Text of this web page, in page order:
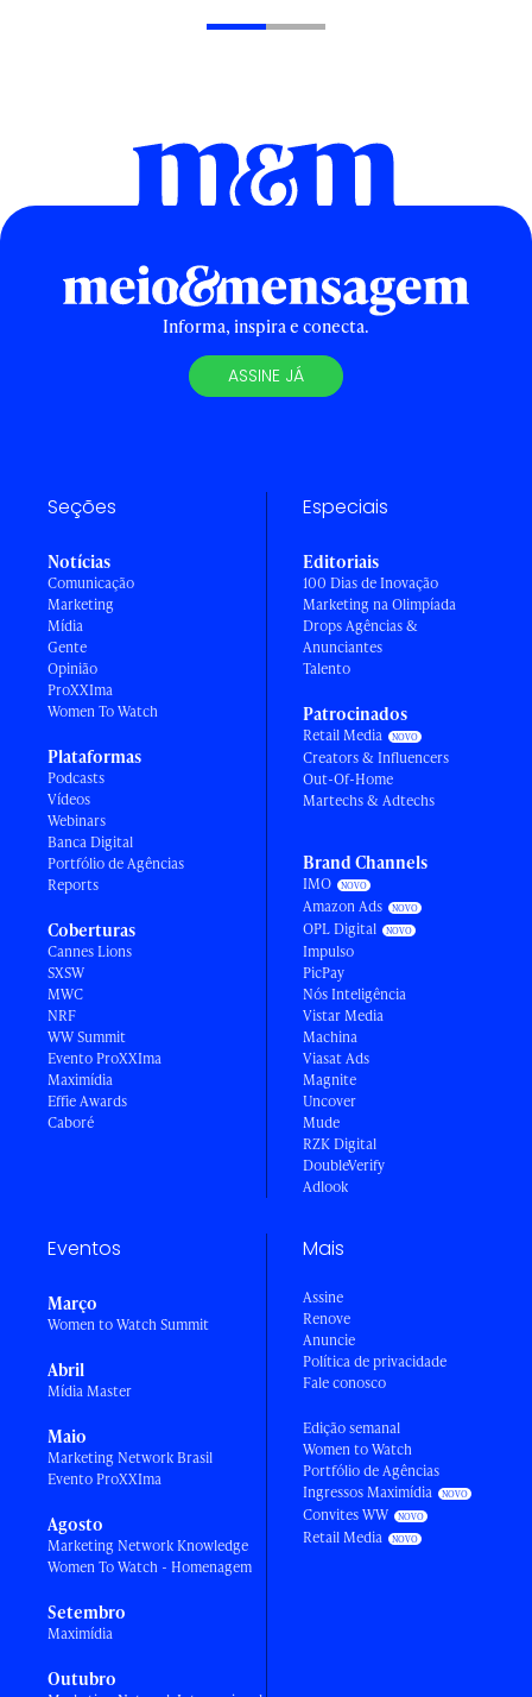
Informa, inspira e conecta.
ASSINE JÁ
Seções
Notícias
Comunicação
Marketing
Mídia
Gente
Opinião
ProXXIma
Women To Watch
Plataformas
Podcasts
Vídeos
Webinars
Banca Digital
Portfólio de Agências
Reports
Coberturas
Cannes Lions
SXSW
MWC
NRF
WW Summit
Evento ProXXIma
Maximídia
Effie Awards
Caboré
Especiais
Editoriais
100 Dias de Inovação
Marketing na Olimpíada
Drops Agências &
Anunciantes
Talento
Patrocinados
Retail Media
Creators & Influencers
Out-Of-Home
Martechs & Adtechs
Brand Channels
IMO
Amazon Ads
OPL Digital
Impulso
PicPay
Nós Inteligência
Vistar Media
Machina
Viasat Ads
Magnite
Uncover
Mude
RZK Digital
DoubleVerify
Adlook
Eventos
Março
Women to Watch Summit
Abril
Mídia Master
Maio
Marketing Network Brasil
Evento ProXXIma
Agosto
Marketing Network Knowledge
Women To Watch - Homenagem
Setembro
Maximídia
Outubro
Mais
Assine
Renove
Anuncie
Política de privacidade
Fale conosco
Edição semanal
Women to Watch
Portfólio de Agências
Ingressos Maximídia
Convites WW
Retail Media